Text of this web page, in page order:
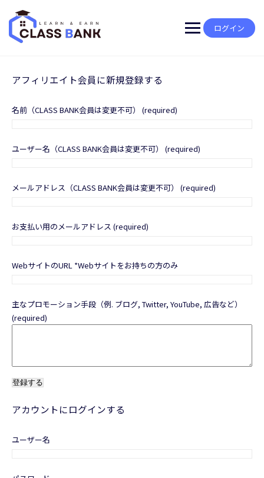
content
ログイン
アフィリエイト会員に新規登録する
名前（CLASS BANK会員は変更不可） (required)
ユーザー名（CLASS BANK会員は変更不可） (required)
メールアドレス（CLASS BANK会員は変更不可） (required)
お支払い用のメールアドレス (required)
WebサイトのURL *Webサイトをお持ちの方のみ
主なプロモーション手段（例. ブログ, Twitter, YouTube, 広告など）
(required)
アカウントにログインする
ユーザー名